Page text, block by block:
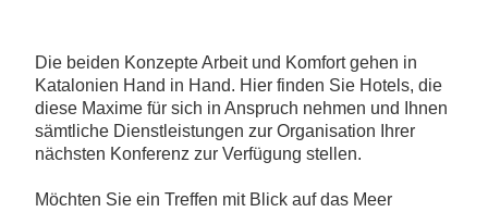
Die beiden Konzepte Arbeit und Komfort gehen in
Katalonien Hand in Hand. Hier finden Sie Hotels, die
diese Maxime für sich in Anspruch nehmen und Ihnen
sämtliche Dienstleistungen zur Organisation Ihrer
nächsten Konferenz zur Verfügung stellen.
Möchten Sie ein Treffen mit Blick auf das Meer